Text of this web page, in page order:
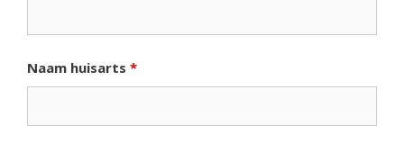
Naam huisarts *